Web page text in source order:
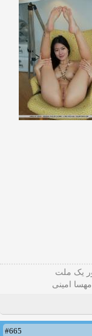
یک ملت
امینی
#665